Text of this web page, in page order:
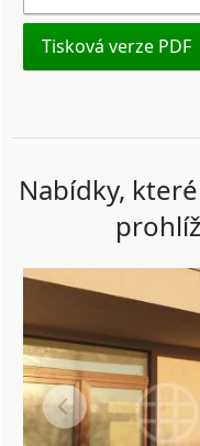
Tisková verze PDF
Nabídky,